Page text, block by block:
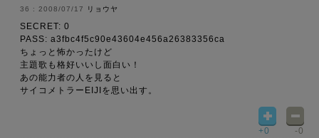
2008/07/17 リョウヤ
SECRET: 0
PASS: a3fbc4f5c90e43604e456a26383356ca
ちょっと怖かったけど
主題歌も格好いいし面白い！
あの能力者の人を見ると
サイコメトラーEIJIを思い出す。
+0 -0